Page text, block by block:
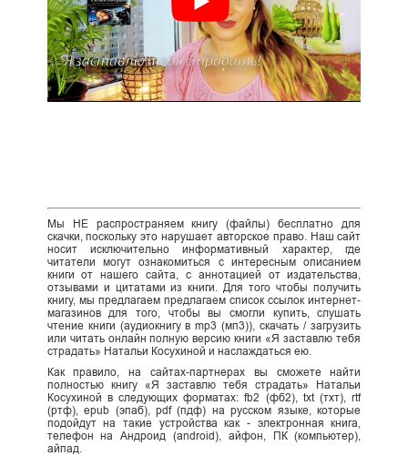
Мы НЕ распространяем книгу (файлы) бесплатно для
скачки, поскольку это нарушает авторское право. Наш сайт
носит исключительно информативный характер, где
читатели могут ознакомиться с интересным описанием
книги от нашего сайта, с аннотацией от издательства,
отзывами и цитатами из книги. Для того чтобы получить
книгу, мы предлагаем предлагаем список ссылок интернет-
магазинов для того, чтобы вы смогли купить, слушать
чтение книги (аудиокнигу в mp3 (мп3)), скачать / загрузить
или читать онлайн полную версию книги «Я заставлю тебя
страдать» Натальи Косухиной и наслаждаться ею.
Как правило, на сайтах-партнерах вы сможете найти
полностью книгу «Я заставлю тебя страдать» Натальи
Косухиной в следующих форматах: fb2 (фб2), txt (тхт), rtf
(ртф), epub (эпаб), pdf (пдф) на русском языке, которые
подойдут на такие устройства как - электронная книга,
телефон на Андроид (android), айфон, ПК (компьютер),
айпад.